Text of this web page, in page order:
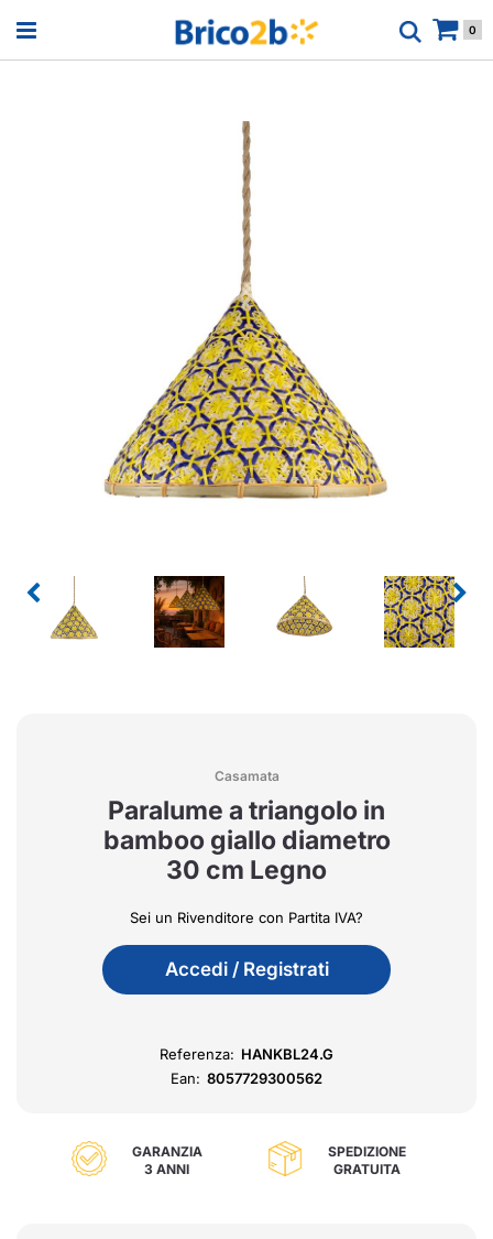
Open menu 0
Casamata
Paralume a triangolo in
bamboo giallo diametro
30 cm Legno
Sei un Rivenditore con Partita IVA?
Accedi / Registrati
Referenza: HANKBL24.G
Ean: 8057729300562
GARANZIA
3 ANNI
SPEDIZIONE
GRATUITA